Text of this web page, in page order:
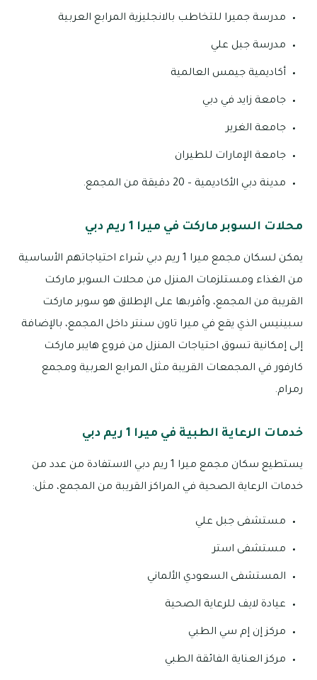
مدرسة جميرا للتخاطب بالانجليزية المرابع العربية
مدرسة جبل علي
أكاديمية جيمس العالمية
جامعة زايد في دبي
جامعة الغرير
جامعة الإمارات للطيران
مدينة دبي الأكاديمية – 20 دقيقة من المجمع.
محلات السوبر ماركت في ميرا 1 ريم دبي
يمكن لسكان مجمع ميرا 1 ريم دبي شراء احتياجاتهم الأساسية
من الغذاء ومستلزمات المنزل من محلات السوبر ماركت
القريبة من المجمع، وأقربها على الإطلاق هو سوبر ماركت
سبينيس الذي يقع في ميرا تاون سنتر داخل المجمع، بالإضافة
إلى إمكانية تسوق احتياجات المنزل من فروع هايبر ماركت
كارفور في المجمعات القريبة مثل المرابع العربية ومجمع
رمرام.
خدمات الرعاية الطبية في ميرا 1 ريم دبي
يستطيع سكان مجمع ميرا 1 ريم دبي الاستفادة من عدد من
خدمات الرعاية الصحية في المراكز القريبة من المجمع، مثل:
مستشفى جبل علي
مستشفى استر
المستشفى السعودي الألماني
عيادة لايف للرعاية الصحية
مركز إن إم سي الطبي
مركز العناية الفائقة الطبي